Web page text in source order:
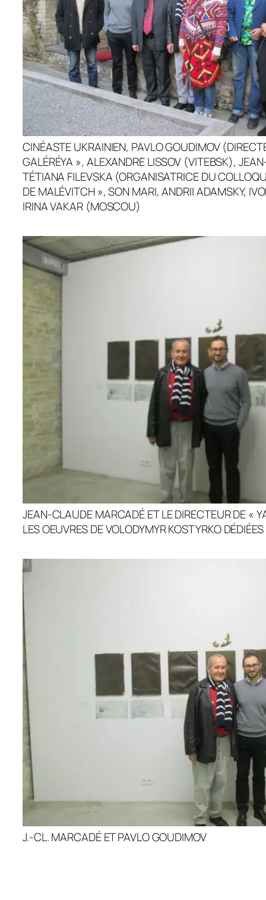
CINÉASTE UKRAINIEN, PAVLO GOUDIMOV
GALÉRÉYA », ALEXANDRE LISSOV (VITEBSK),
TÉTIANA FILEVSKA (ORGANISATRICE DU
DE MALÉVITCH », SON MARI, ANDRII ADAMSKY,
IRINA VAKAR (MOSCOU)
JEAN-CLAUDE MARCADÉ ET LE DIRECTEUR DE «
LES OEUVRES DE VOLODYMYR KOSTYRKO
J.-CL. MARCADÉ ET PAVLO GOUDIMOV